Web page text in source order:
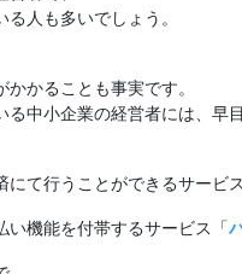
人も多いでしょう。
かることも事実です。
中小企業の経営者には、早
て行うことができるサービ
い機能を付帯するサービス「